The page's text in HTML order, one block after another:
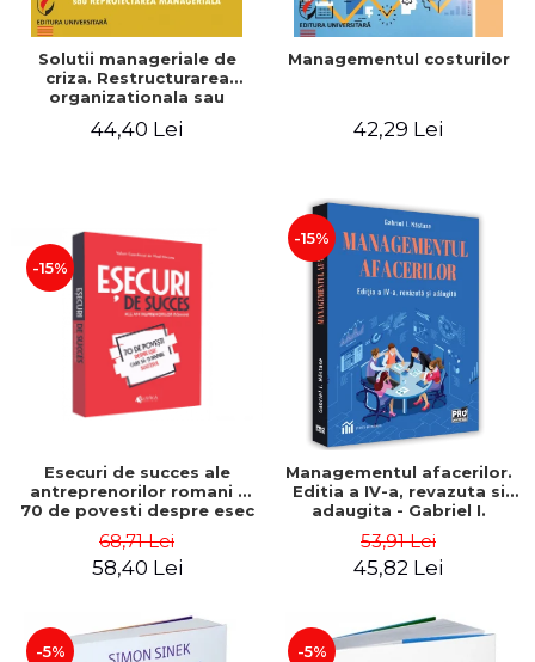
Solutii manageriale de
criza. Restructurarea
organizationala sau
44,40 Lei
Managementul costurilor
42,29 Lei
-15%
Esecuri de succes ale
antreprenorilor romani -
70 de povesti despre esec
68,71 Lei
58,40 Lei
-15%
Managementul afacerilor.
Editia a IV-a, revazuta si
adaugita - Gabriel I.
53,91 Lei
45,82 Lei
-5% -5%